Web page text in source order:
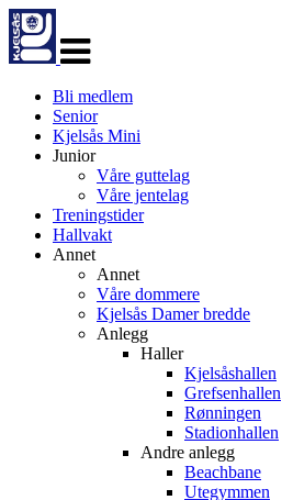
navigasjon
Bli medlem
Senior
Kjelsås Mini
Junior
Våre guttelag
Våre jentelag
Treningstider
Hallvakt
Annet
Annet
Våre dommere
Kjelsås Damer bredde
Anlegg
Haller
Kjelsåshallen
Grefsenhallen
Rønningen
Stadionhallen
Andre anlegg
Beachbane
Utegymmen